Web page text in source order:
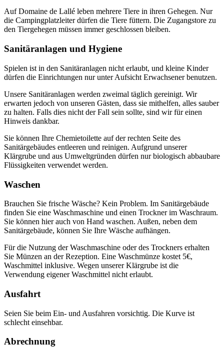
Auf Domaine de Lallé leben mehrere Tiere in ihren Gehegen. Nur
die Campingplatzleiter dürfen die Tiere füttern. Die Zugangstore zu
den Tiergehegen müssen immer geschlossen bleiben.
Sanitäranlagen und Hygiene
Spielen ist in den Sanitäranlagen nicht erlaubt, und kleine Kinder
dürfen die Einrichtungen nur unter Aufsicht Erwachsener benutzen.
Unsere Sanitäranlagen werden zweimal täglich gereinigt. Wir
erwarten jedoch von unseren Gästen, dass sie mithelfen, alles sauber
zu halten. Falls dies nicht der Fall sein sollte, sind wir für einen
Hinweis dankbar.
Sie können Ihre Chemietoilette auf der rechten Seite des
Sanitärgebäudes entleeren und reinigen. Aufgrund unserer
Klärgrube und aus Umweltgründen dürfen nur biologisch abbaubare
Flüssigkeiten verwendet werden.
Waschen
Brauchen Sie frische Wäsche? Kein Problem. Im Sanitärgebäude
finden Sie eine Waschmaschine und einen Trockner im Waschraum.
Sie können hier auch von Hand waschen. Außen, neben dem
Sanitärgebäude, können Sie Ihre Wäsche aufhängen.
Für die Nutzung der Waschmaschine oder des Trockners erhalten
Sie Münzen an der Rezeption. Eine Waschmünze kostet 5€,
Waschmittel inklusive. Wegen unserer Klärgrube ist die
Verwendung eigener Waschmittel nicht erlaubt.
Ausfahrt
Seien Sie beim Ein- und Ausfahren vorsichtig. Die Kurve ist
schlecht einsehbar.
Abrechnung